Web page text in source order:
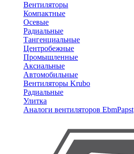
Вентиляторы
Компактные
Осевые
Радиальные
Тангенциальные
Центробежные
Промышленные
Аксиальные
Автомобильные
Вентиляторы Krubo
Радиальные
Улитка
Аналоги вентиляторов EbmPapst